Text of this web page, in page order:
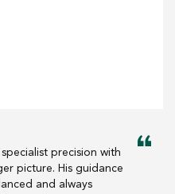
precision with
picture. His guidance
and always